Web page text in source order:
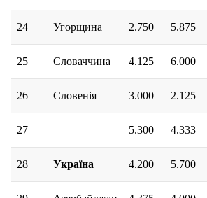
24 Угорщина 2.750 5.875
25 Словаччина 4.125 6.000
26 Словенія 3.000 2.125
27 5.300 4.333
28 Україна 4.200 5.700